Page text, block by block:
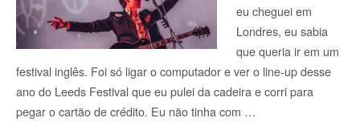
eu cheguei em
Londres, eu sabia
que queria ir em um
festival inglês. Foi só ligar o computador e ver o line-up desse
ano do Leeds Festival que eu pulei da cadeira e corri para
pegar o cartão de crédito. Eu não tinha com …